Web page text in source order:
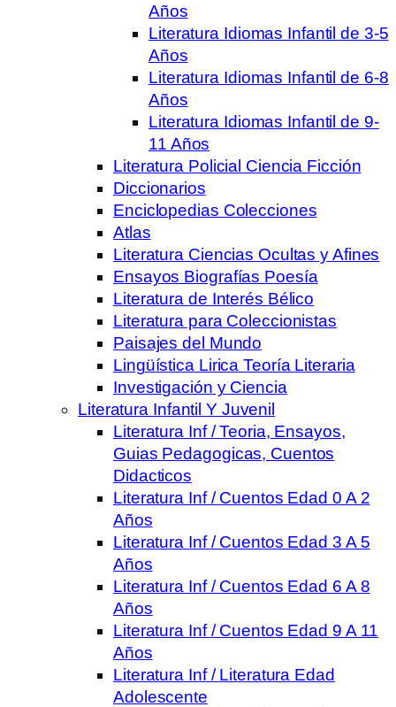
Años
Literatura Idiomas Infantil de 3-5
Años
Literatura Idiomas Infantil de 6-8
Años
Literatura Idiomas Infantil de 9-
11 Años
Literatura Policial Ciencia Ficción
Diccionarios
Enciclopedias Colecciones
Atlas
Literatura Ciencias Ocultas y Afines
Ensayos Biografías Poesía
Literatura de Interés Bélico
Literatura para Coleccionistas
Paisajes del Mundo
Lingüística Lirica Teoría Literaria
Investigación y Ciencia
Literatura Infantil Y Juvenil
Literatura Inf / Teoria, Ensayos,
Guias Pedagogicas, Cuentos
Didacticos
Literatura Inf / Cuentos Edad 0 A 2
Años
Literatura Inf / Cuentos Edad 3 A 5
Años
Literatura Inf / Cuentos Edad 6 A 8
Años
Literatura Inf / Cuentos Edad 9 A 11
Años
Literatura Inf / Literatura Edad
Adolescente